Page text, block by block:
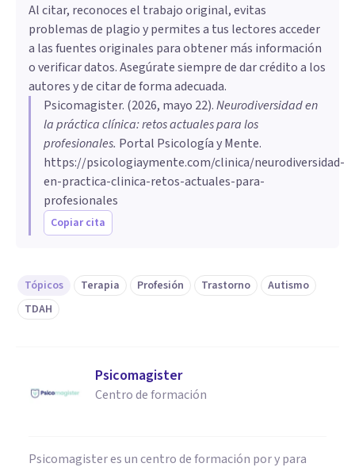
Al citar, reconoces el trabajo original, evitas
problemas de plagio y permites a tus lectores acceder
a las fuentes originales para obtener más información
o verificar datos. Asegúrate siempre de dar crédito a los
autores y de citar de forma adecuada.
Psicomagister. (2026, mayo 22).Neurodiversidad en
la práctica clínica: retos actuales para los
profesionales. Portal Psicología y Mente.
https://psicologiaymente.com/clinica/neurodiversidad-
en-practica-clinica-retos-actuales-para-
profesionales
Copiar cita
Tópicos Terapia Profesión Trastorno
Autismo
TDAH
Psicomagister
Centro de formación
Psicomagister es un centro de formación por y para